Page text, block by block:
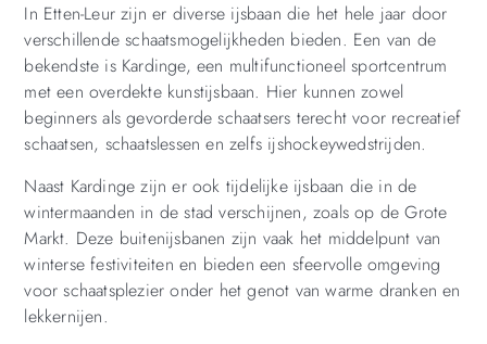
In Etten-Leur zijn er diverse ijsbaan die het hele jaar door
verschillende schaatsmogelijkheden bieden. Een van de
bekendste is Kardinge, een multifunctioneel sportcentrum
met een overdekte kunstijsbaan. Hier kunnen zowel
beginners als gevorderde schaatsers terecht voor recreatief
schaatsen, schaatslessen en zelfs ijshockeywedstrijden.
Naast Kardinge zijn er ook tijdelijke ijsbaan die in de
wintermaanden in de stad verschijnen, zoals op de Grote
Markt. Deze buitenijsbanen zijn vaak het middelpunt van
winterse festiviteiten en bieden een sfeervolle omgeving
voor schaatsplezier onder het genot van warme dranken en
lekkernijen.